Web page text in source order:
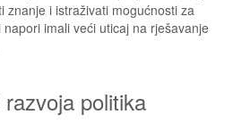
znanje i istraživati mogućnosti za
imali veći uticaj na rješavanje
politika